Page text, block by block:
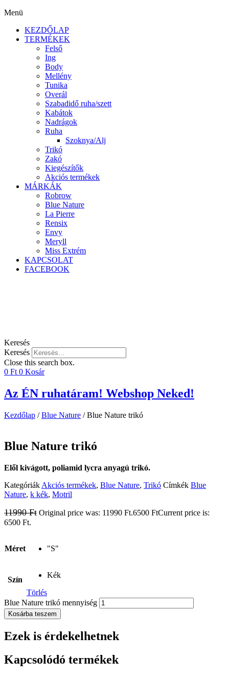
Menü
KEZDŐLAP
TERMÉKEK
Felső
Ing
Body
Mellény
Tunika
Overál
Szabadidő ruha/szett
Kabátok
Nadrágok
Ruha
Szoknya/Alj
Trikó
Zakó
Kiegészítők
Akciós termékek
MÁRKÁK
Robrow
Blue Nature
La Pierre
Rensix
Envy
Meryll
Miss Extrém
KAPCSOLAT
FACEBOOK
Keresés
Keresés
Close this search box.
0 Ft 0 Kosár
Az ÉN ruhatáram! Webshop Neked!
Kezdőlap /Blue Nature / Blue Nature trikó
Blue Nature trikó
Elől kivágott, poliamid lycra anyagú trikó.
Kategóriák Akciós termékek, Blue Nature, Trikó Címkék Blue
Nature, k kék, Motril
11990Ft Original price was: 11990 Ft.6500 FtCurrent price is:
6500 Ft.
Méret "S"
Szín
Kék
Törlés
Blue Nature trikó mennyiség
Kosárba teszem
Ezek is érdekelhetnek
Kapcsolódó termékek